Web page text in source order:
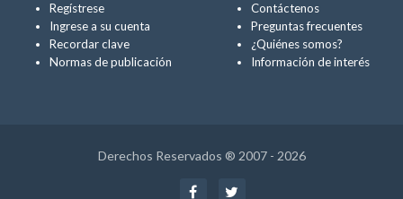
Regístrese
Ingrese a su cuenta
Recordar clave
Normas de publicación
Contáctenos
Preguntas frecuentes
¿Quiénes somos?
Información de interés
Derechos Reservados ® 2007 - 2026
Facebook